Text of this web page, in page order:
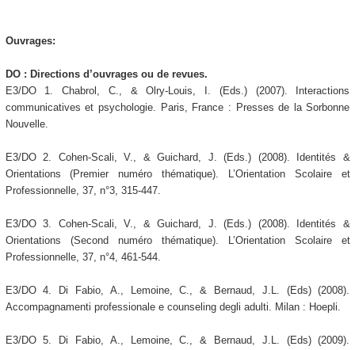
Ouvrages:
DO : Directions d’ouvrages ou de revues.
E3/DO 1. Chabrol, C., & Olry-Louis, I. (Eds.) (2007). Interactions
communicatives et psychologie. Paris, France : Presses de la Sorbonne
Nouvelle.
E3/DO 2. Cohen-Scali, V., & Guichard, J. (Eds.) (2008). Identités &
Orientations (Premier numéro thématique). L’Orientation Scolaire et
Professionnelle, 37, n°3, 315-447.
E3/DO 3. Cohen-Scali, V., & Guichard, J. (Eds.) (2008). Identités &
Orientations (Second numéro thématique). L’Orientation Scolaire et
Professionnelle, 37, n°4, 461-544.
E3/DO 4. Di Fabio, A., Lemoine, C., & Bernaud, J.L. (Eds) (2008).
Accompagnamenti professionale e counseling degli adulti. Milan : Hoepli.
E3/DO 5. Di Fabio, A., Lemoine, C., & Bernaud, J.L. (Eds) (2009).